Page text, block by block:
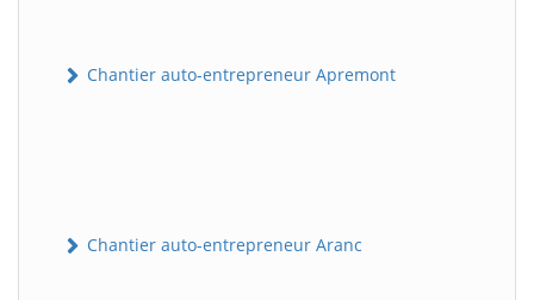
Chantier auto-entrepreneur Apremont
Chantier auto-entrepreneur Aranc